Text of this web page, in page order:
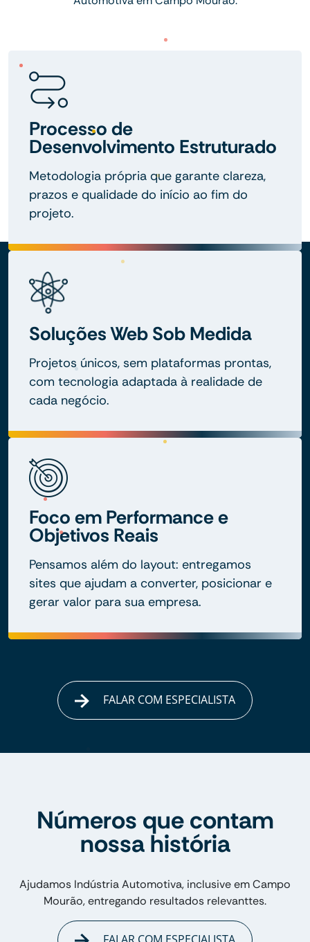
Processo de
Desenvolvimento Estruturado
Metodologia própria que garante clareza,
prazos e qualidade do início ao fim do
projeto.
Soluções Web Sob Medida
Projetos únicos, sem plataformas prontas,
com tecnologia adaptada à realidade de
cada negócio.
Foco em Performance e
Objetivos Reais
Pensamos além do layout: entregamos
sites que ajudam a converter, posicionar e
gerar valor para sua empresa.
FALAR COM ESPECIALISTA
Números que contam
nossa história
Ajudamos Indústria Automotiva, inclusive em Campo
Mourão, entregando resultados relevanttes.